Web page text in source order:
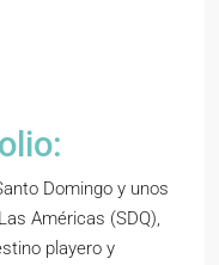
Domingo y unos
Américas (SDQ),
playero y